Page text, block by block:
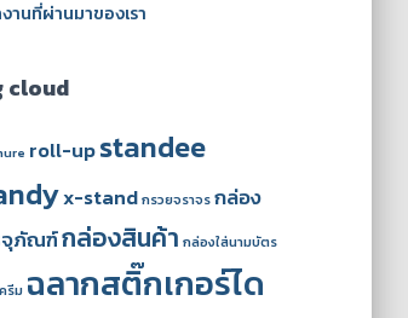
านที่ผ่านมาของเรา
cloud
roll-upstandee
x-stand กรวยจราจร กล่อง
จุภัณฑ์กล่องสินค้า กล่องใส่นามบัตร
รีม ฉลากสติ๊กเกอร์ได